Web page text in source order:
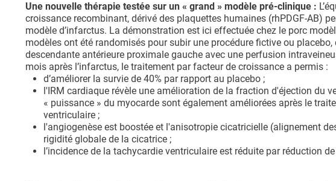
Une nouvelle thérapie testée sur un « grand » modèle pré-clinique :
croissance recombinant, dérivé des plaquettes humaines (rhPDGF-AB)
modèle d’infarctus. La démonstration est ici effectuée chez le porc
modèles ont été randomisés pour subir une procédure fictive ou
descendante antérieure proximale gauche avec une perfusion
mois après l’infarctus, le traitement par facteur de croissance a permis :
d’améliorer la survie de 40% par rapport au placebo ;
l'IRM cardiaque révèle une amélioration de la fraction d'éjection du
« puissance » du myocarde sont également améliorées après le
ventriculaire ;
l'angiogenèse est boostée et l'anisotropie cicatricielle (alignement
rigidité globale de la cicatrice ;
l’incidence de la tachycardie ventriculaire est réduite par réduction